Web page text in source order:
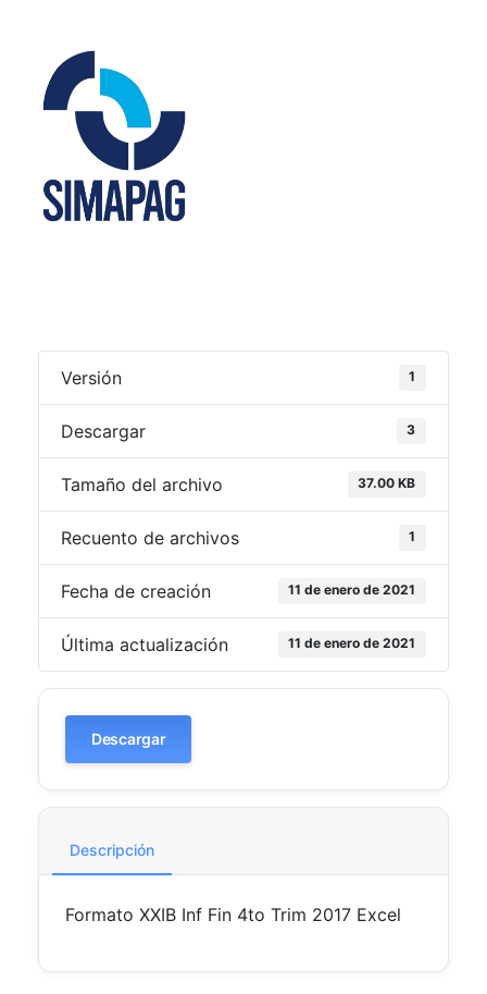
Versión 1
Descargar 3
Tamaño del archivo 37.00 KB
Recuento de archivos 1
Fecha de creación 11 de enero de 2021
Última actualización 11 de enero de 2021
Descargar
Descripción
Formato XXIB Inf Fin 4to Trim 2017 Excel